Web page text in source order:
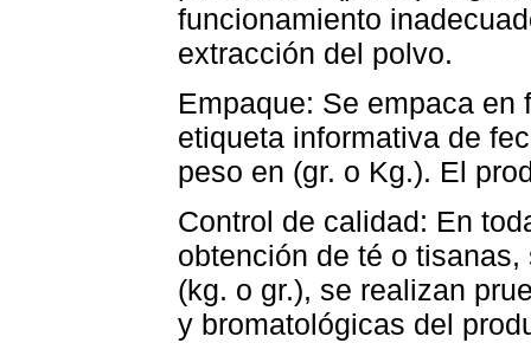
funcionamiento
extracción del polvo.
Empaque: Se empaca
etiqueta informativa de
peso en (gr. o Kg.). El
Control de calidad: En
obtención de té o tisanas,
(kg. o gr.), se realizan
y bromatológicas del